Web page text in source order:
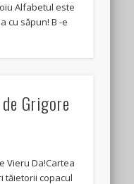
Alfabetul este
cu săpun! B -e
Grigore
Vieru Da!Cartea
tăietorii copacul